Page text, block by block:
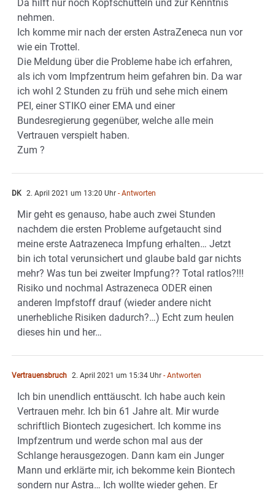
Da hilft nur noch Kopfschütteln und zur Kenntnis
nehmen.
Ich komme mir nach der ersten AstraZeneca nun vor
wie ein Trottel.
Die Meldung über die Probleme habe ich erfahren,
als ich vom Impfzentrum heim gefahren bin. Da war
ich wohl 2 Stunden zu früh und sehe mich einem
PEI, einer STIKO einer EMA und einer
Bundesregierung gegenüber, welche alle mein
Vertrauen verspielt haben.
Zum ?
DK 2. April 2021 um 13:20 Uhr - Antworten
Mir geht es genauso, habe auch zwei Stunden
nachdem die ersten Probleme aufgetaucht sind
meine erste Aatrazeneca Impfung erhalten… Jetzt
bin ich total verunsichert und glaube bald gar nichts
mehr? Was tun bei zweiter Impfung?? Total ratlos?!!!
Risiko und nochmal Astrazeneca ODER einen
anderen Impfstoff drauf (wieder andere nicht
unerhebliche Risiken dadurch?…) Echt zum heulen
dieses hin und her…
Vertrauensbruch 2. April 2021 um 15:34 Uhr - Antworten
Ich bin unendlich enttäuscht. Ich habe auch kein
Vertrauen mehr. Ich bin 61 Jahre alt. Mir wurde
schriftlich Biontech zugesichert. Ich komme ins
Impfzentrum und werde schon mal aus der
Schlange herausgezogen. Dann kam ein Junger
Mann und erklärte mir, ich bekomme kein Biontech
sondern nur Astra… Ich wollte wieder gehen. Er